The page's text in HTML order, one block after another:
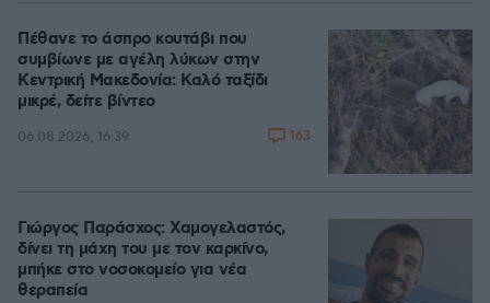
Πέθανε το άσπρο κουτάβι που
συμβίωνε με αγέλη λύκων στην
Κεντρική Μακεδονία: Καλό ταξίδι
μικρέ, δείτε βίντεο
06.08.2026, 16:39 163
Γιώργος Παράσχος: Χαμογελαστός,
δίνει τη μάχη του με τον καρκίνο,
μπήκε στο νοσοκομείο για νέα
θεραπεία